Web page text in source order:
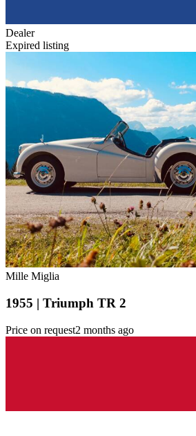
Dealer
Expired listing
Mille Miglia
1955 | Triumph TR 2
Price on request2 months ago